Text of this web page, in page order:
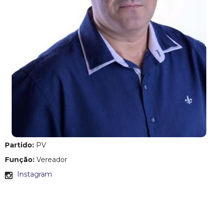
a
e
C
Partido: PV
Função: Vereador
Instagram